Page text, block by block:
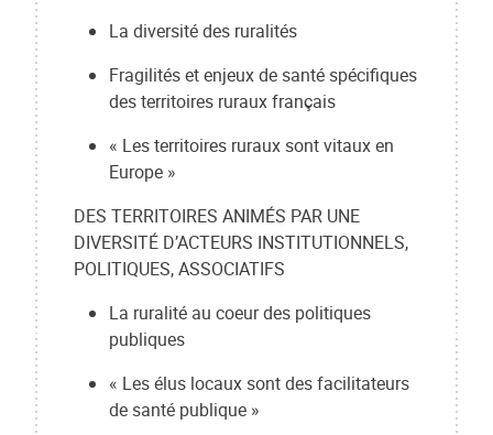
La diversité des ruralités
Fragilités et enjeux de santé spécifiques
des territoires ruraux français
« Les territoires ruraux sont vitaux en
Europe »
DES TERRITOIRES ANIMÉS PAR UNE
DIVERSITÉ D’ACTEURS INSTITUTIONNELS,
POLITIQUES, ASSOCIATIFS
La ruralité au coeur des politiques
publiques
« Les élus locaux sont des facilitateurs
de santé publique »